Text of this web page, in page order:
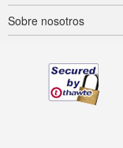
Sobre nosotros